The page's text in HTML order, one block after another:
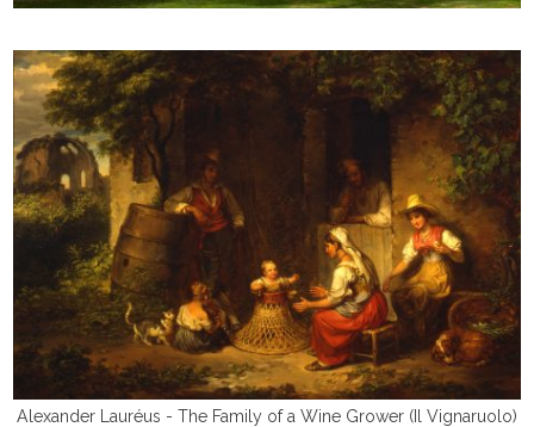
Alexander Lauréus - The Family of a Wine Grower (Il Vignaruolo)